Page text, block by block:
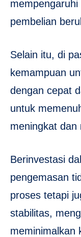
pembelian
Selain itu, di
kemampuan
dengan cepat
untuk
meningkat dan
Berinvestasi
pengemasan
proses tetapi
stabilitas,
meminimalkan